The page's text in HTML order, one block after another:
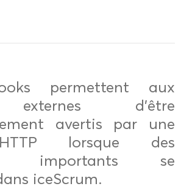
permettent aux
externes d’être
avertis par une
lorsque des
importants se
iceScrum.